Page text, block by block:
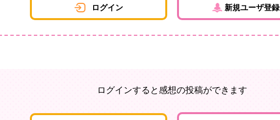
ログイン 新規ユーザ登録
ログインすると感想の投稿ができます